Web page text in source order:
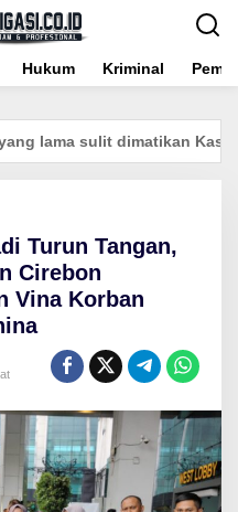
Hukum Kriminal
sulit dimatikan Kasus
Turun Tangan,
Cirebon
Vina Korban